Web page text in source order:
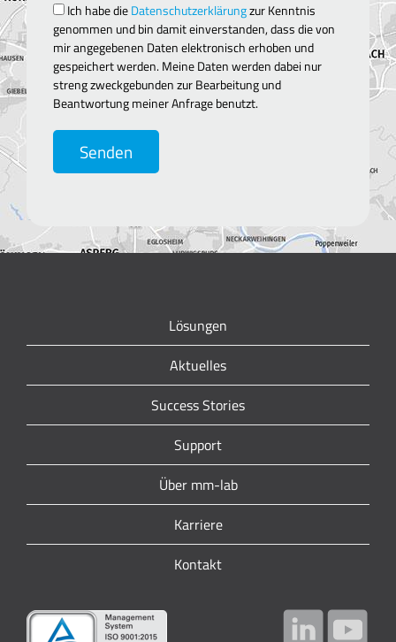
Ich habe dieDatenschutzerklärungzur Kenntnis
genommen und bin damit einverstanden, dass die von
mir angegebenen Daten elektronisch erhoben und
gespeichert werden. Meine Daten werden dabei nur
streng zweckgebunden zur Bearbeitung und
Beantwortung meiner Anfrage benutzt.
Senden
Lösungen
Aktuelles
Success Stories
Support
Über mm-lab
Karriere
Kontakt